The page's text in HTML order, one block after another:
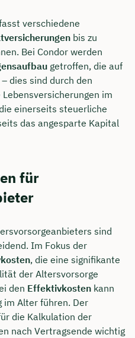
verschiedene
bis zu
Bei Condor werden
getroffen, die auf
dies sind durch den
im
einerseits steuerliche
das angesparte Kapital
für
sind
Im Fokus der
, die eine signifikante
der Altersvorsorge
den Effektivkosten kann
im Alter führen. Der
die Kalkulation der
nach Vertragsende wichtig